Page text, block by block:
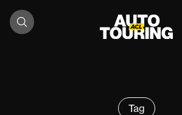
Aller au contenu
Tag